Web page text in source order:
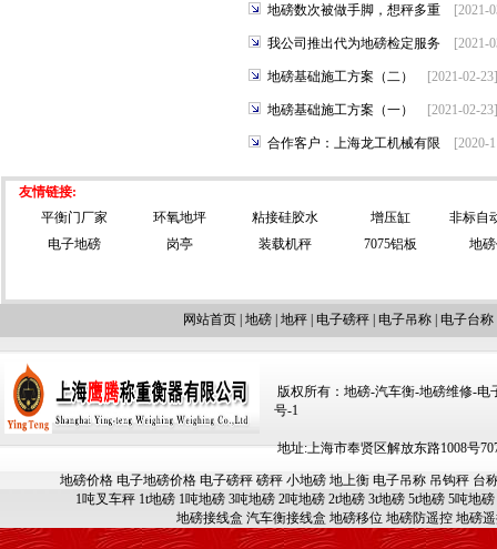
地磅数次被做手脚，想秤多重 [2021-
我公司推出代为地磅检定服务 [2021-
地磅基础施工方案（二） [2021-02-
地磅基础施工方案（一） [2021-02-
合作客户：上海龙工机械有限 [2020-
友情链接:
平衡门厂家
环氧地坪 粘接硅胶水 增压缸
非标自
电子地磅
岗亭 装载机秤 7075铝板 地
网站首页 地磅 地秤 电子磅秤 电子吊称 电子台称
版权所有：地磅-汽车衡-地磅维修-电
号-1
地址:上海市奉贤区解放东路1008号
地磅价格 电子地磅价格 电子磅秤 磅秤 小地磅 地上衡 电子吊称 吊钩秤 台
1吨叉车秤 1t地磅 1吨地磅 3吨地磅 2吨地磅 2t地磅 3t地磅 5t地磅 5吨地磅
地磅接线盒 汽车衡接线盒 地磅移位 地磅防遥控 地磅